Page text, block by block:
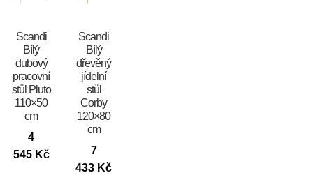
Scandi
Bílý
dubový
pracovní
stůl Pluto
110×50
cm
4
545 Kč
Scandi
Bílý
dřevěný
jídelní
stůl
Corby
120×80
cm
7
433 Kč